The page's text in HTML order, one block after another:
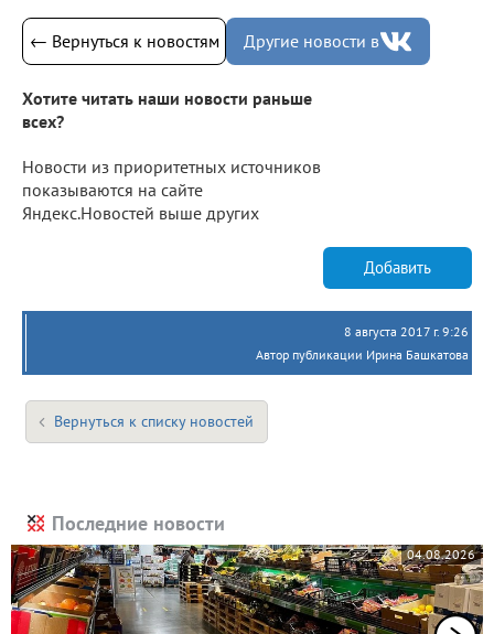
← Вернуться к новостям Другие новости в
Хотите читать наши новости раньше
всех?
Новости из приоритетных источников
показываются на сайте
Яндекс.Новостей выше других
Добавить
8 августа 2017 г. 9:26
Автор публикации Ирина Башкатова
Вернуться к списку новостей
Последние новости
04.08.2026